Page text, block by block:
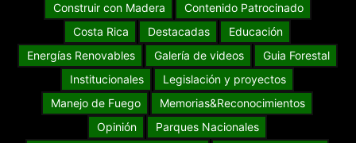
Construir con Madera
Contenido Patrocinado
Costa Rica
Destacadas
Educación
Energías Renovables
Galería de videos
Guia Forestal
Institucionales
Legislación y proyectos
Manejo de Fuego
Memorias&Reconocimientos
Opinión
Parques Nacionales